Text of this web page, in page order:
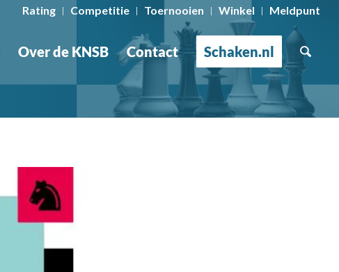
Rating Competitie Toernooien Winkel Meldpunt
Over de KNSB Contact Schaken.nl